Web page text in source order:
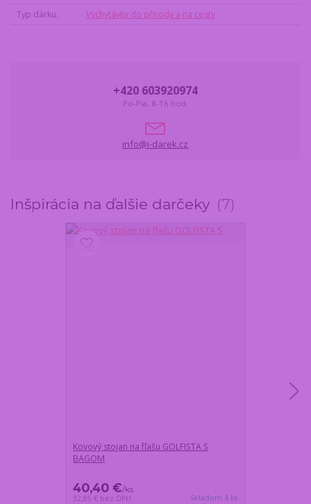
Typ dárku
Vychytávky do přírody a na cesty
+420 603920974
Po-Pia, 8-16 hod.
info@i-darek.cz
Inšpirácia na ďalšie darčeky 7
Kovový stojan na fľašu GOLFISTA S
BAGOM
40,40 €/ks
32,85 € bez DPH Skladom 4 ks